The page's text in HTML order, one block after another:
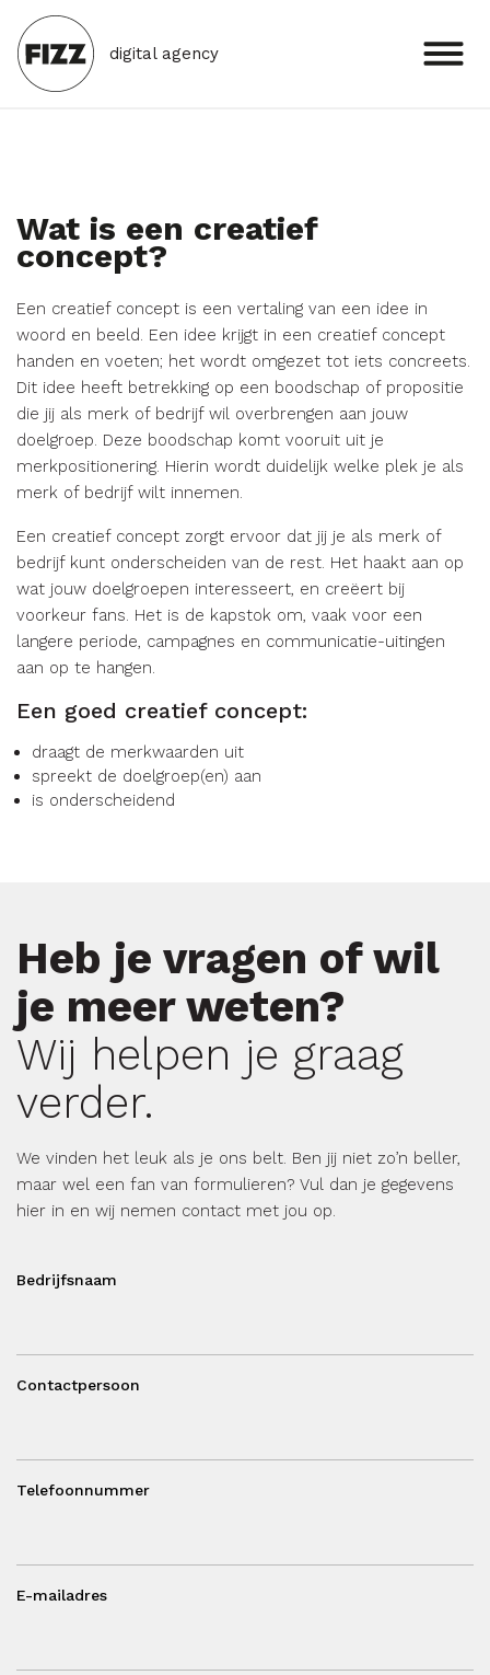
digital agency
Wat is een creatief
concept?
Een creatief concept is een vertaling van een idee in
woord en beeld. Een idee krijgt in een creatief concept
handen en voeten; het wordt omgezet tot iets concreets.
Dit idee heeft betrekking op een boodschap of propositie
die jij als merk of bedrijf wil overbrengen aan jouw
doelgroep. Deze boodschap komt vooruit uit je
merkpositionering. Hierin wordt duidelijk welke plek je als
merk of bedrijf wilt innemen.
Een creatief concept zorgt ervoor dat jij je als merk of
bedrijf kunt onderscheiden van de rest. Het haakt aan op
wat jouw doelgroepen interesseert, en creëert bij
voorkeur fans. Het is de kapstok om, vaak voor een
langere periode, campagnes en communicatie-uitingen
aan op te hangen.
Een goed creatief concept:
draagt de merkwaarden uit
spreekt de doelgroep(en) aan
is onderscheidend
Heb je vragen of wil
je meer weten?
Wij helpen je graag
verder.
We vinden het leuk als je ons belt. Ben jij niet zo’n beller,
maar wel een fan van formulieren? Vul dan je gegevens
hier in en wij nemen contact met jou op.
Bedrijfsnaam
Contactpersoon
Telefoonnummer
E-mailadres